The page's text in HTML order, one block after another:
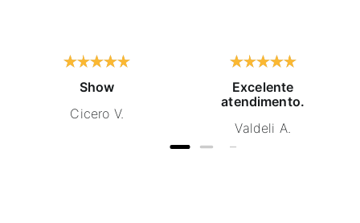
Show
Cicero V.
Excelente
atendimento.
Valdeli A.